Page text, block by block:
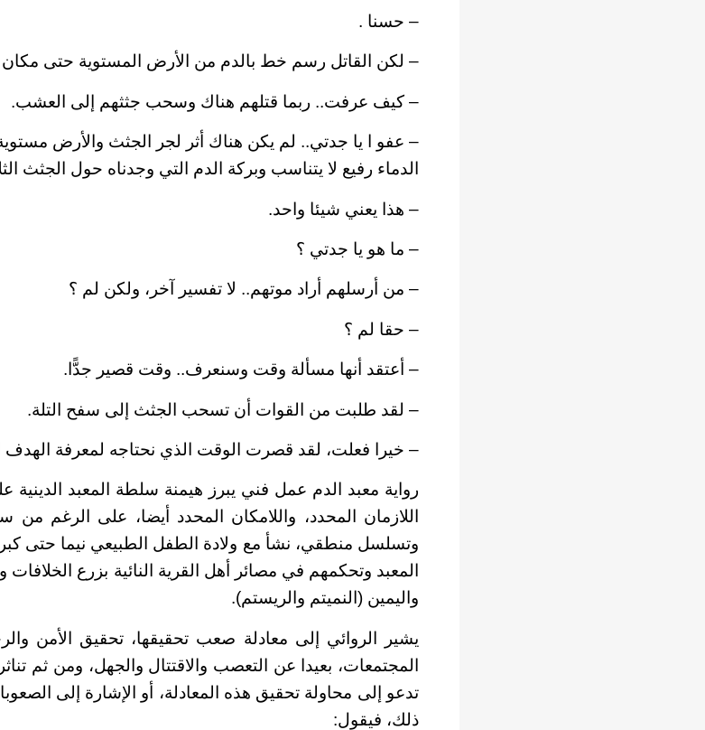
– حسنا .
– لكن القاتل رسم خط بالدم من الأرض المستوية حتى
– كيف عرفت.. ربما قتلهم هناك وسحب جثثهم إلى العشب.
– عفو ا يا جدتي.. لم يكن هناك أثر لجر الجثث والأرض مستوية
الدماء رفيع لا يتناسب وبركة الدم التي وجدناه حول الجثث
– هذا يعني شيئا واحد.
– ما هو يا جدتي ؟
– من أرسلهم أراد موتهم.. لا تفسير آخر، ولكن لم ؟
– حقا لم ؟
– أعتقد أنها مسألة وقت وسنعرف.. وقت قصير جدًّا.
– لقد طلبت من القوات أن تسحب الجثث إلى سفح التلة.
– خيرا فعلت، لقد قصرت الوقت الذي نحتاجه لمعرفة الهدف
رواية معبد الدم عمل فني يبرز هيمنة سلطة المعبد الدينية
اللازمان المحدد، واللامكان المحدد أيضا، على الرغم
وتسلسل منطقي، نشأ مع ولادة الطفل الطبيعي نيما حتى
المعبد وتحكمهم في مصائر أهل القرية النائية بزرع
واليمين (النميتم والريستم).
يشير الروائي إلى معادلة صعب تحقيقها، تحقيق الأمن
المجتمعات، بعيدا عن التعصب والاقتتال والجهل، ومن ثم
تدعو إلى محاولة تحقيق هذه المعادلة، أو الإشارة إلى
ذلك، فيقول: